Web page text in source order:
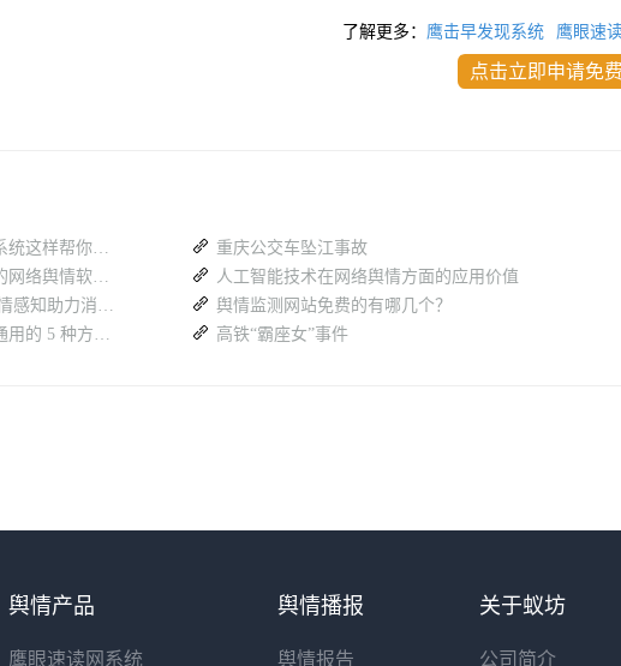
了解更多： 鹰击早发现系统 鹰眼速
点击立即申请免
不良信息检测太慢？舆情监测系统这样帮你提效
想要免费舆情监测？盘点靠谱的网络舆情软件有哪些？
从线索捕捉到隐患摸排 定向民情感知助力消防精细化管理
舆情风险怎么提前预判？政企通用的 5 种方法一次讲透
重庆公交车坠江事故
人工智能技术在网络舆情方面的应用价值
舆情监测网站免费的有哪几个？
高铁“霸座女”事件
关于蚁坊
公司简介
舆情播报
舆情报告
舆情产品
鹰眼速读网系统